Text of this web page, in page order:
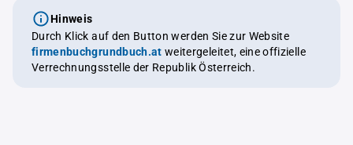
Hinweis
Durch Klick auf den Button werden Sie zur Website
firmenbuchgrundbuch.at weitergeleitet, eine offizielle
Verrechnungsstelle der Republik Österreich.